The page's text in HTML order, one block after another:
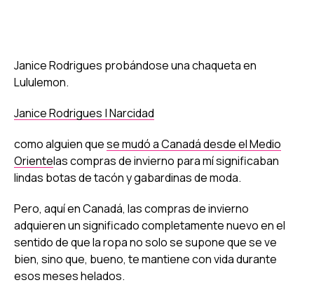
Janice Rodrigues probándose una chaqueta en
Lululemon.
Janice Rodrigues | Narcidad
como alguien quese mudó a Canadá desde el Medio
Orientelas compras de invierno para mí significaban
lindas botas de tacón y gabardinas de moda.
Pero, aquí en Canadá, las compras de invierno
adquieren un significado completamente nuevo en el
sentido de que la ropa no solo se supone que se ve
bien, sino que, bueno, te mantiene con vida durante
esos meses helados.